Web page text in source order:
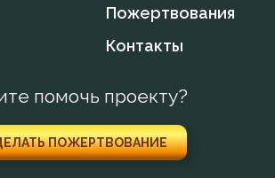
Пожертвования
Контакты
помочь проекту?
ПОЖЕРТВОВАНИЕ